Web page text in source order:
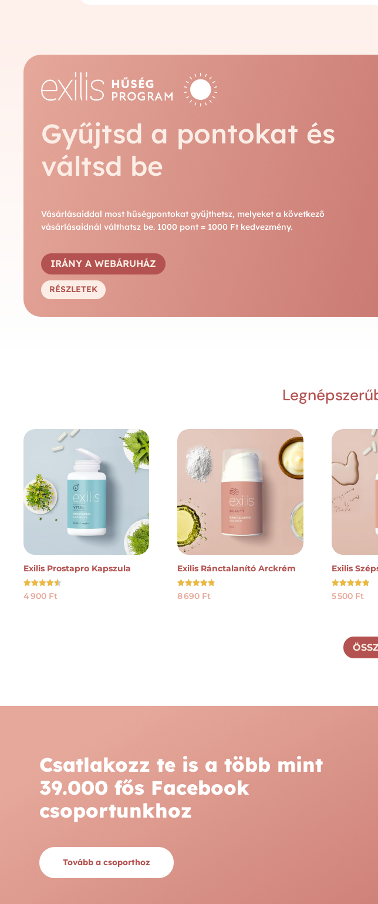
Gyűjtsd a pontokat és
váltsd be
Vásárlásaiddal most hűségpontokat gyűjthetsz, melyeket a következő
vásárlásaidnál válthatsz be. 1000 pont = 1000 Ft kedvezmény.
IRÁNY A WEBÁRUHÁZ
RÉSZLETEK
Exilis Prostapro Kapszula
Értékelés:
4.50
4 900 Ft
Exilis Ránctalanító Arckrém
Értékelés:
4.73
8 690 Ft
Exilis
Értékelés:
4.92
5 500 Ft
Csatlakozz te is a több mint
39.000 fős Facebook
csoportunkhoz
Tovább a csoporthoz